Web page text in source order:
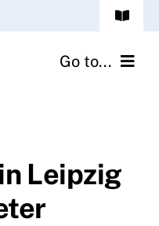
Toggle
Go to...
Leipzig